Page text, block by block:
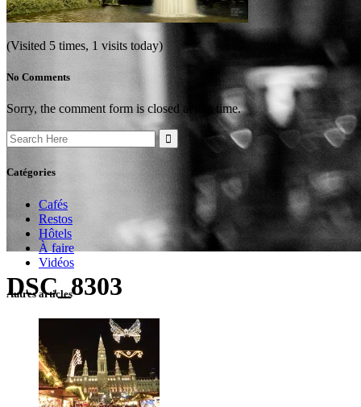
DSC_8303
(Visited 5 times, 1 visits today)
No Comments
Sorry, the comment form is closed at this time.
Search
for:
Catégories
Cafés
Restos
Hôtels
À faire
Vidéos
Autres articles